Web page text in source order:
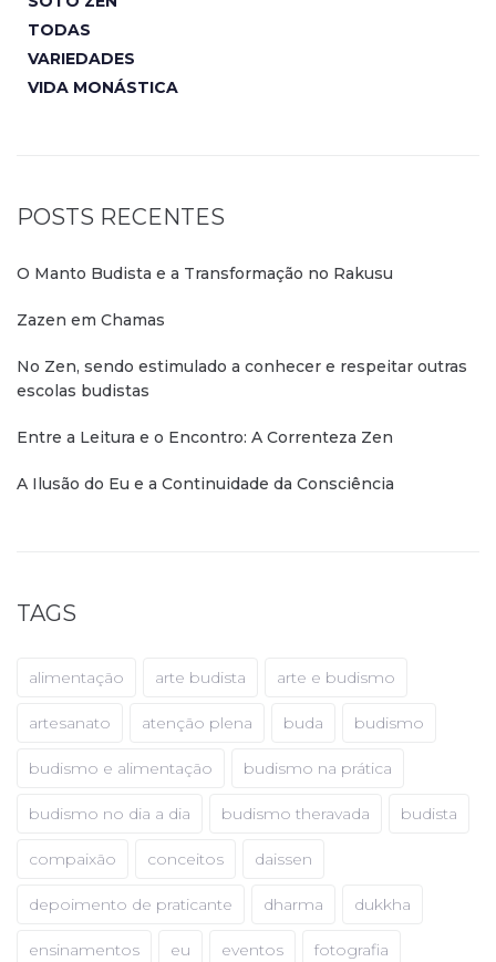
TODAS
VARIEDADES
VIDA MONÁSTICA
POSTS RECENTES
O Manto Budista e a Transformação no Rakusu
Zazen em Chamas
No Zen, sendo estimulado a conhecer e respeitar outras
escolas budistas
Entre a Leitura e o Encontro: A Correnteza Zen
A Ilusão do Eu e a Continuidade da Consciência
TAGS
alimentação arte budista arte e budismo
artesanato atenção plena buda budismo
budismo e alimentação budismo na prática
budismo no dia a dia budismo theravada budista
compaixão conceitos daissen
depoimento de praticante dharma dukkha
ensinamentos eu eventos fotografia